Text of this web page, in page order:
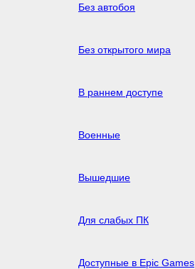
Без автобоя
Без открытого мира
В раннем доступе
Военные
Вышедшие
Для слабых ПК
Доступные в Epic Games